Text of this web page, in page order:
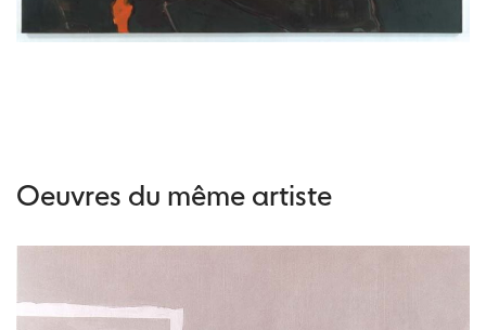
Oeuvres du même artiste